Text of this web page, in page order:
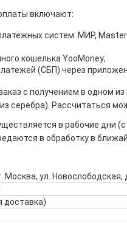
включают:
систем: МИР,
кошелька YooMoney;
(СБП) через
с получением в одном
серебра). Рассчитаться
в рабочие дни
в обработку в
Москва, ул.
доставка)